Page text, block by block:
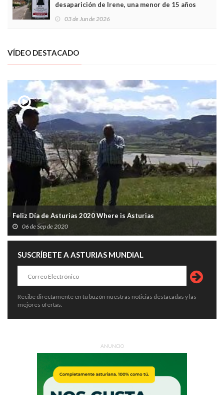
desaparición de Irene, una menor de 15 años
03 de Jun de 2026
VÍDEO DESTACADO
Feliz Día de Asturias 2020 Where is Asturias
06 de Sep de 2020
SUSCRÍBETE A ASTURIAS MUNDIAL
Recibe directamente en tu buzón nuestras noticias destacadas y las
mejores ofertas.
ANUNCIO